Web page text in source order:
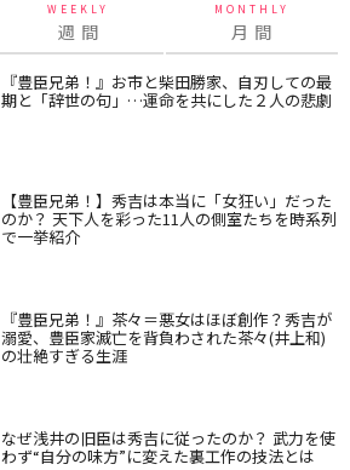
WEEKLY
週 間
MONTHLY
月 間
『豊臣兄弟！』お市と柴田勝家、自刃しての最
期と「辞世の句」…運命を共にした２人の悲劇
【豊臣兄弟！】秀吉は本当に「女狂い」だった
のか？ 天下人を彩った11人の側室たちを時系列
で一挙紹介
『豊臣兄弟！』茶々＝悪女はほぼ創作？秀吉が
溺愛、豊臣家滅亡を背負わされた茶々(井上和)
の壮絶すぎる生涯
なぜ浅井の旧臣は秀吉に従ったのか？ 武力を使
わず“自分の味方”に変えた裏工作の技法とは